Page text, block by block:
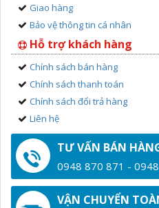
Giao hàng
Bảo vệ thông tin cá nhân
Hỗ trợ khách hàng
Chính sách bán hàng
Chính sách thanh toán
Chính sách đổi trả hàng
Liên hệ
TƯ VẤN BÁN
0948 870 871 -
VẬN CHUYỂN